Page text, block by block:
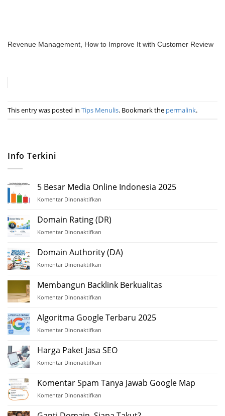
Revenue Management, How to Improve It with Customer Review
This entry was posted in Tips Menulis. Bookmark the permalink.
Info Terkini
5 Besar Media Online Indonesia 2025
Komentar Dinonaktifkan
Besar
Media
2025
Domain Rating (DR)
Komentar Dinonaktifkan
Rating
(DR)
Domain Authority (DA)
Komentar Dinonaktifkan
Authority
(DA)
Membangun Backlink Berkualitas
Komentar Dinonaktifkan
Backlink
Berkualitas
Algoritma Google Terbaru 2025
Komentar Dinonaktifkan
Google
Terbaru
Harga Paket Jasa SEO
Komentar Dinonaktifkan
Paket
Jasa
Komentar Spam Tanya Jawab Google Map
Komentar Dinonaktifkan